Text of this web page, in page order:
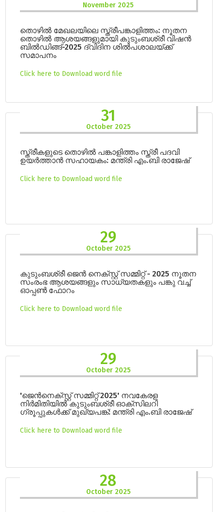
November 2025
തൊഴിൽ മേഖലയിലെ സ്ത്രീപങ്കാളിത്തം: നൂതന
തൊഴിൽ ആശയങ്ങളുമായി കുടുംബശ്രീ വിഷൻ
ബിൽഡിങ്ങ്-2025 ദ്വിദിന ശിൽപശാലയ്ക്ക്
സമാപനം
Click here to Download word file
31
October 2025
സ്ത്രീകളുടെ തൊഴിൽ പങ്കാളിത്തം സ്ത്രീ പദവി
ഉയർത്താൻ സഹായകം: മന്ത്രി എം.ബി രാജേഷ്
Click here to Download word file
29
October 2025
കുടുംബശ്രീ ജെൻ നെക്സ്റ്റ് സമ്മിറ്റ് - 2025 നൂതന
സംരംഭ ആശയങ്ങളും സാധ്യതകളും പങ്കു വച്ച്
ഓപ്പൺ ഫോറം
Click here to Download word file
29
October 2025
'ജെൻനെക്സ്റ്റ് സമ്മിറ്റ് 2025' നവകേരള
നിർമിതിയിൽ കുടുംബശ്രീ ഓക്സിലറി
ഗ്രൂപ്പുകൾക്ക് മുഖ്യപങ്ക്: മന്ത്രി എം.ബി രാജേഷ്
Click here to Download word file
28
October 2025